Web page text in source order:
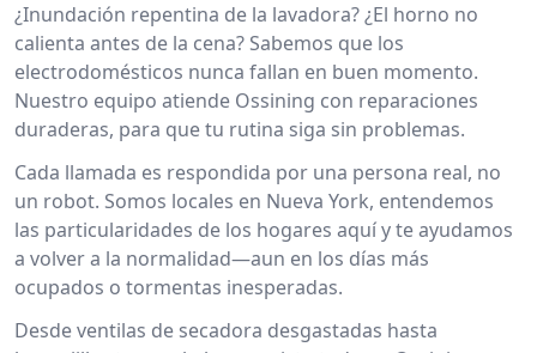
¿Inundación repentina de la lavadora? ¿El horno no
calienta antes de la cena? Sabemos que los
electrodomésticos nunca fallan en buen momento.
Nuestro equipo atiende Ossining con reparaciones
duraderas, para que tu rutina siga sin problemas.
Cada llamada es respondida por una persona real, no
un robot. Somos locales en Nueva York, entendemos
las particularidades de los hogares aquí y te ayudamos
a volver a la normalidad—aun en los días más
ocupados o tormentas inesperadas.
Desde ventilas de secadora desgastadas hasta